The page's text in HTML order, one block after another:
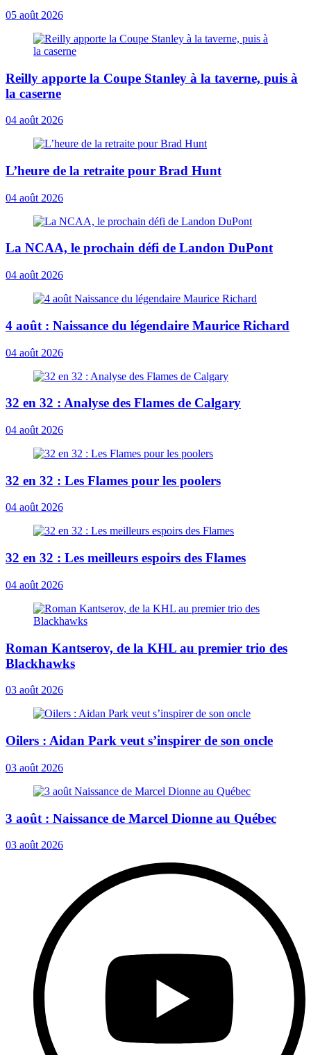
05 août 2026
Reilly apporte la Coupe Stanley à la taverne, puis à
la caserne
04 août 2026
L’heure de la retraite pour Brad Hunt
04 août 2026
La NCAA, le prochain défi de Landon DuPont
04 août 2026
4 août : Naissance du légendaire Maurice Richard
04 août 2026
32 en 32 : Analyse des Flames de Calgary
04 août 2026
32 en 32 : Les Flames pour les poolers
04 août 2026
32 en 32 : Les meilleurs espoirs des Flames
04 août 2026
Roman Kantserov, de la KHL au premier trio des
Blackhawks
03 août 2026
Oilers : Aidan Park veut s’inspirer de son oncle
03 août 2026
3 août : Naissance de Marcel Dionne au Québec
03 août 2026